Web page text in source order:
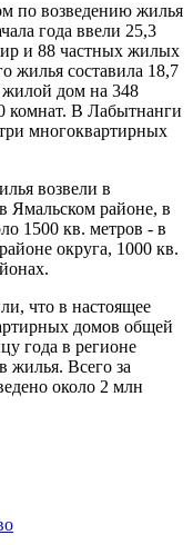
по возведению жилья
года ввели 25,3
и 88 частных жилых
жилья составила 18,7
жилой дом на 348
комнат. В Лабытнанги
многоквартирных
возвели в
Ямальском районе, в
1500 кв. метров - в
округа, 1000 кв.
что в настоящее
домов общей
года в регионе
жилья. Всего за
около 2 млн